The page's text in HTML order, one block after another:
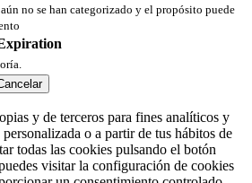
no se han categorizado y el propósito puede
y de terceros para fines analíticos y
o a partir de tus hábitos de
todas las cookies pulsando el botón
visitar la configuración de cookies